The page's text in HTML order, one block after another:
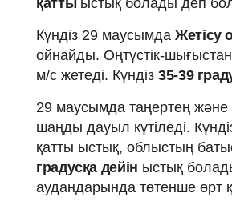
Күндіз 29 маусымда Жетісу
ойнайды. Оңтүстік-шығыстан
м/с жетеді. Күндіз 35-39
29 маусымда таңертең және
шаңды дауыл күтіледі.
қатты ыстық, облыстың
градусқа дейін ыстық
аудандарында төтенше өрт